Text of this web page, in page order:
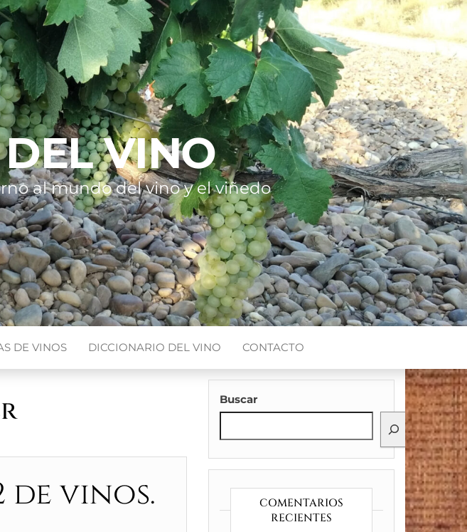
VINO
al mundo del vino y el viñedo
DE VINOS DICCIONARIO DEL VINO CONTACTO
de vinos.
Buscar
COMENTARIOS
RECIENTES